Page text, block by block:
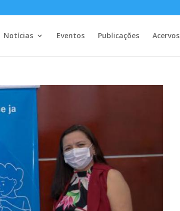
Notícias Eventos Publicações Acervos